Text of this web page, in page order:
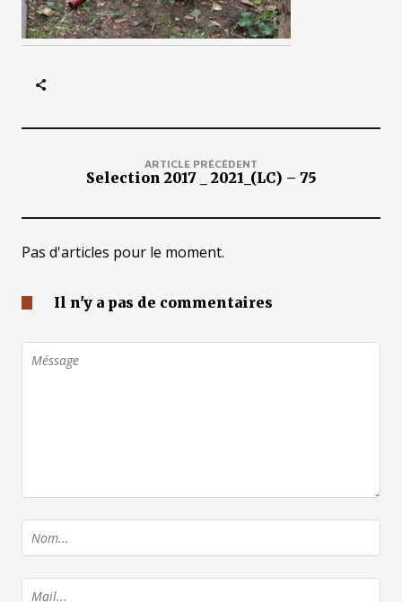
ARTICLE PRÉCÉDENT
Selection 2017 _ 2021_(LC) – 75
Pas d'articles pour le moment.
Il n'y a pas de commentaires